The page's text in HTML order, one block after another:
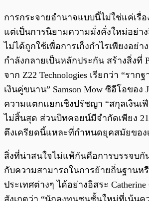
การกระจายอำนาจแบบนี้ไม่ใช่แค่เรื่อ
แต่เป็นการนิยามความมั่งคั่งใหม่อย่า
ไม่ได้ถูกใช้เพื่อการเก็งกำไรเพียงอย่
กำลังกลายเป็นหลักประกัน สร้างสิ่งที่
จาก Z22 Technologies เรียกว่า “ราก
เงินคู่ขนาน” Samson Mow ซีอีโอของ
ความแตกแยกเชิงปรัชญา “สกุลเงินเ
ไม่สิ้นสุด ส่วนบิทคอยน์มีจำกัดเพียง
ตึงเครียดนี้แหละที่กำหนดยุคสมัยของ
สิ่งที่น่าสนใจไม่แพ้กันคือการบรรจบกั
กับความสามารถในการย้ายถิ่นฐานห
ประเทศต่างๆ ได้อย่างอิสระ Catherine